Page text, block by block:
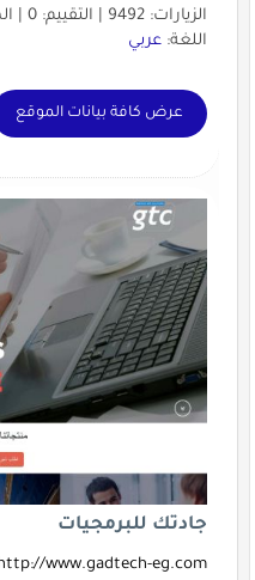
الزيارات: 9492 | التقييم: 0 | المقيّمين: 0 | الدولة:
اللغة: عربي
عرض كافة بيانات الموقع
جادتك للبرمجيات
http://www.gadtech-eg.com/